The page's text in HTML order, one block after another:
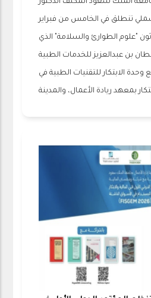
الملك سعود المكلّف الدكتور
تنطلق في الخامس من فبراير
"علوم الطوارئ والسلامة" الذي
بن عبدالعزيز للخدمات الطبية
وحدة الابتكار للتقنيات الطبية في
بمعهد ريادة الأعمال، والمدينة